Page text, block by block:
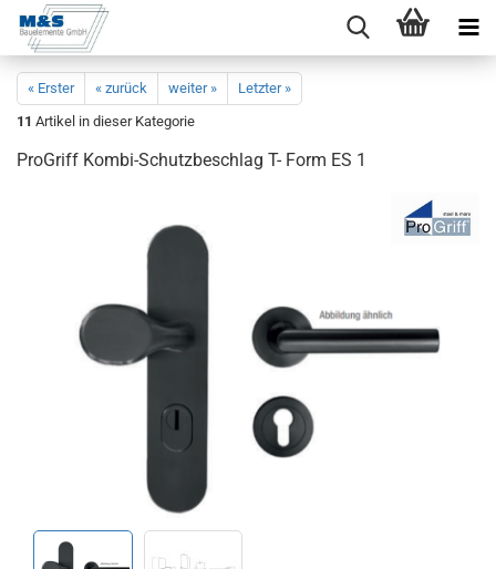
« Erster « zurück weiter »
Letzter »
11 Artikel in dieser Kategorie
Pro­Griff Kombi-​Schutzbeschlag T- Form ES 1